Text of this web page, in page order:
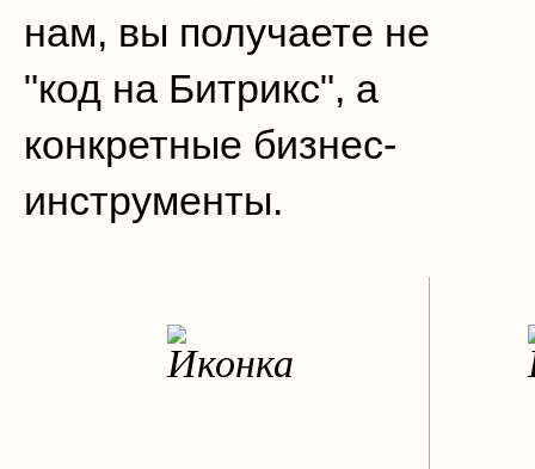
нам, вы получаете не
"код на Битрикс", а
конкретные бизнес-
инструменты.